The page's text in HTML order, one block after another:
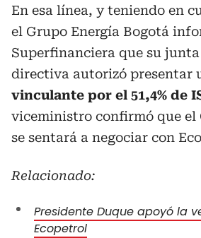
En esa línea, y teniendo en
el Grupo Energía Bogotá
Superfinanciera que su junta
directiva autorizó presentar
vinculante por el 51,4% de
viceministro confirmó que el
se sentará a negociar con
Relacionado:
Presidente Duque apoyó la
Ecopetrol